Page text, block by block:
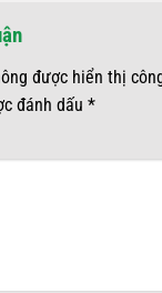
được hiển thị
đánh dấu *